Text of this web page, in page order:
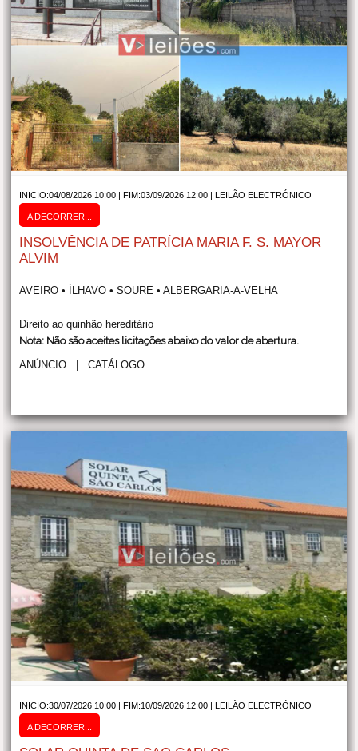
INICIO:04/08/2026 10:00 | FIM:03/09/2026 12:00 |LEILÃO ELECTRÓNICO
A DECORRER...
INSOLVÊNCIA DE PATRÍCIA MARIA F. S. MAYOR
ALVIM
AVEIRO • ÍLHAVO • SOURE • ALBERGARIA-A-VELHA
Direito ao quinhão hereditário
Nota: Não são aceites licitações abaixo do valor de abertura.
ANÚNCIO |CATÁLOGO
INICIO:30/07/2026 10:00 | FIM:10/09/2026 12:00 |LEILÃO ELECTRÓNICO
A DECORRER...